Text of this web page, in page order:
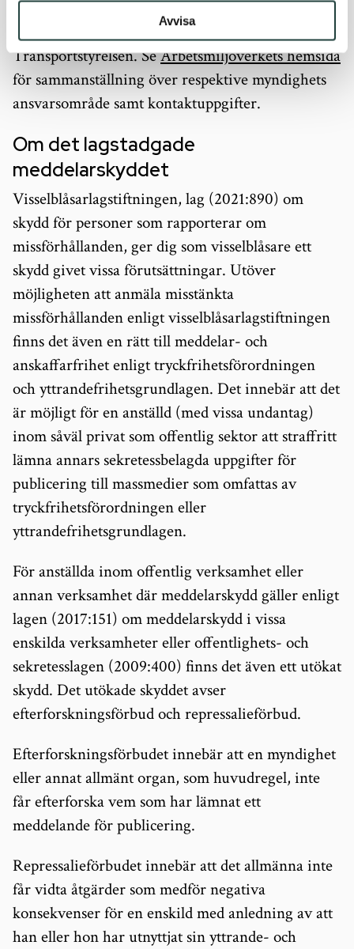
Avvisa
för ackreditering och teknisk kontroll,
Strålsäkerhetsmyndigheten och
Transportstyrelsen. SeArbetsmiljöverkets hemsida
för sammanställning över respektive myndighets
ansvarsområde samt kontaktuppgifter.
Om det lagstadgade
meddelarskyddet
Visselblåsarlagstiftningen, lag (2021:890) om
skydd för personer som rapporterar om
missförhållanden, ger dig som visselblåsare ett
skydd givet vissa förutsättningar. Utöver
möjligheten att anmäla misstänkta
missförhållanden enligt visselblåsarlagstiftningen
finns det även en rätt till meddelar- och
anskaffarfrihet enligt tryckfrihetsförordningen
och yttrandefrihetsgrundlagen. Det innebär att det
är möjligt för en anställd (med vissa undantag)
inom såväl privat som offentlig sektor att straffritt
lämna annars sekretessbelagda uppgifter för
publicering till massmedier som omfattas av
tryckfrihetsförordningen eller
yttrandefrihetsgrundlagen.
För anställda inom offentlig verksamhet eller
annan verksamhet där meddelarskydd gäller enligt
lagen (2017:151) om meddelarskydd i vissa
enskilda verksamheter eller offentlighets- och
sekretesslagen (2009:400) finns det även ett utökat
skydd. Det utökade skyddet avser
efterforskningsförbud och repressalieförbud.
Efterforskningsförbudet innebär att en myndighet
eller annat allmänt organ, som huvudregel, inte
får efterforska vem som har lämnat ett
meddelande för publicering.
Repressalieförbudet innebär att det allmänna inte
får vidta åtgärder som medför negativa
konsekvenser för en enskild med anledning av att
han eller hon har utnyttjat sin yttrande- och